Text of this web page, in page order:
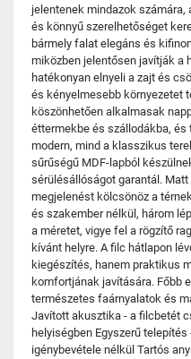
jelentenek mindazok
és könnyű szerelhetőséget
bármely falat elegáns és
miközben jelentősen javítják a
hatékonyan elnyeli a zajt és
és kényelmesebb környezetet
köszönhetően alkalmasak
éttermekbe és szállodákba,
modern, mind a klasszikus
sűrűségű MDF-lapból
sérülésállóságot garantál.
megjelenést kölcsönöz a
és szakember nélkül, három
a méretet, vigye fel a rögzítő
kívánt helyre. A filc hátlapon
kiegészítés, hanem praktikus
komfortjának javítására. Főbb
természetes faárnyalatok és
Javított akusztika - a filcbetét
helyiségben Egyszerű
igénybevétele nélkül Tartós